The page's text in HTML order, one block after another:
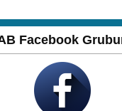
Facebook